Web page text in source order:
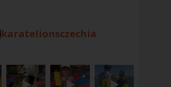
karatelionsczechia